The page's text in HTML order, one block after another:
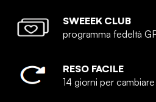
SWEEEK CLUB
programma fedeltà
RESO FACILE
14 giorni per